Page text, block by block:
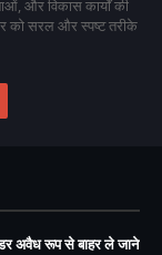
और विकास कार्यों की
को सरल और स्पष्ट तरीके
अवैध रूप से बाहर ले जाने